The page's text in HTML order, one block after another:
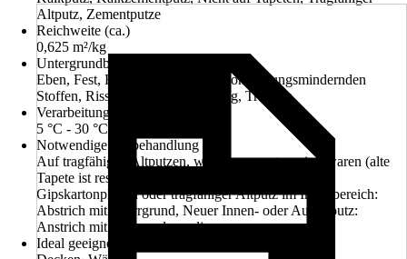
Altputz, Zementputze
Reichweite (ca.)
0,625 m²/kg
Untergrundbeschaffenheit
Eben, Fest, Formbeständig, Frei von haftungsmindernden
Stoffen, Rissfrei, Sauber, Tragfähig, Trocken
Verarbeitungstemperatur
5 °C - 30 °C
Notwendige Vorbehandlung
Auf tragfähigen Altputzen, welche zuvor tapeziert waren (alte
Tapete ist restlos zu entfernen) mit Sperrgrund,
Gipskartonplatten oder tragfähiger Altputz im Innenbereich:
Abstrich mit Sperrgrund, Neuer Innen- oder Außenputz:
Anstrich mit Universalgrundierung
Ideal geeignet für